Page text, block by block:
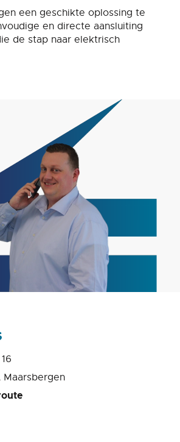
een geschikte oplossing te
en directe aansluiting
de stap naar elektrisch
Maarsbergen